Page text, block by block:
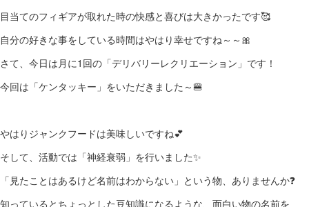
目当てのフィギアが取れた時の快感と喜びは大きかったです🥰
自分の好きな事をしている時間はやはり幸せですね～～🎀
さて、今日は月に1回の「デリバリーレクリエーション」です！
今回は「ケンタッキー」をいただきました～🍔
やはりジャンクフードは美味しいですね💕
そして、活動では「神経衰弱」を行いました✨
「見たことはあるけど名前はわからない」という物、ありませんか❓
知っているとちょっとした豆知識になるような、面白い物の名前を